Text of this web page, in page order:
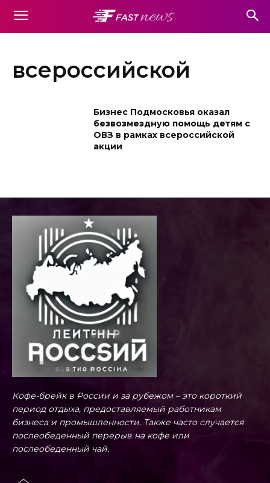
всероссийской
Бизнес Подмосковья оказал
безвозмездную помощь детям с
ОВЗ в рамках всероссийской
акции
Кофе-брейк в России и за рубежом – это короткий
период отдыха, предоставляемый работникам
бизнеса и промышленности. Также часто случается
послеобеденный перерыв на кофе или
послеобеденный чай.